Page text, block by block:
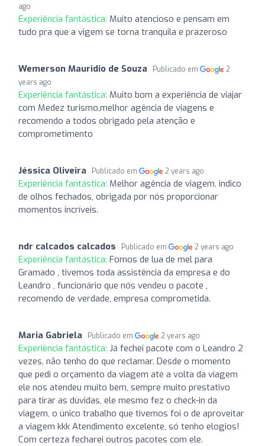
ago
Experiência fantástica: Muito atencioso e pensam em
tudo pra que a vigem se torna tranquila e prazeroso
Wemerson Mauridio de Souza Publicado em
2
years ago
Experiência fantástica: Muito bom a experiência de viajar
com Medez turismo,melhor agência de viagens e
recomendo a todos obrigado pela atenção e
comprometimento
Jéssica Oliveira Publicado em 2 years ago
Experiência fantástica: Melhor agência de viagem, indico
de olhos fechados, obrigada por nós proporcionar
momentos incríveis.
ndr calcados calcados Publicado em 2 years ago
Experiência fantástica: Fomos de lua de mel para
Gramado , tivemos toda assistência da empresa e do
Leandro , funcionário que nós vendeu o pacote ,
recomendo de verdade, empresa comprometida.
Maria Gabriela Publicado em 2 years ago
Experiência fantástica: Já fechei pacote com o Leandro 2
vezes, não tenho do que reclamar. Desde o momento
que pedi o orçamento da viagem até a volta da viagem
ele nos atendeu muito bem, sempre muito prestativo
para tirar as dúvidas, ele mesmo fez o check-in da
viagem, o único trabalho que tivemos foi o de aproveitar
a viagem kkk Atendimento excelente, só tenho elogios!
Com certeza fecharei outros pacotes com ele.